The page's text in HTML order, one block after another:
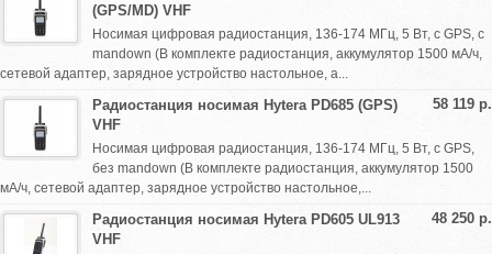
(GPS/MD) VHF
Носимая цифровая радиостанция, 136-174 МГц, 5 Вт, с GPS, с
mandown (В комплекте радиостанция, аккумулятор 1500 мА/ч,
сетевой адаптер, зарядное устройство настольное, а...
58 119 р.
Радиостанция носимая Hytera PD685 (GPS)
VHF
Носимая цифровая радиостанция, 136-174 МГц, 5 Вт, с GPS,
без mandown (В комплекте радиостанция, аккумулятор 1500
мА/ч, сетевой адаптер, зарядное устройство настольное,...
48 250 р.
Радиостанция носимая Hytera PD605 UL913
VHF